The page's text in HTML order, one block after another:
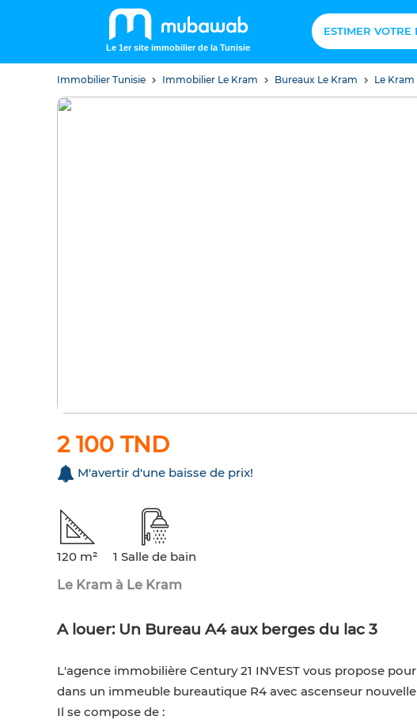
Le 1er site immobilier de la Tunisie
ESTIMER VOTRE
Immobilier Tunisie Immobilier Le Kram Bureaux Le Kram Le Kram
2 100 TND
M'avertir d'une baisse de prix!
120 m²
1 Salle de bain
Le Kram à Le Kram
A louer: Un Bureau A4 aux berges du lac 3
L'agence immobilière Century 21 INVEST vous propose
dans un immeuble bureautique R4 avec ascenseur
Il se compose de :